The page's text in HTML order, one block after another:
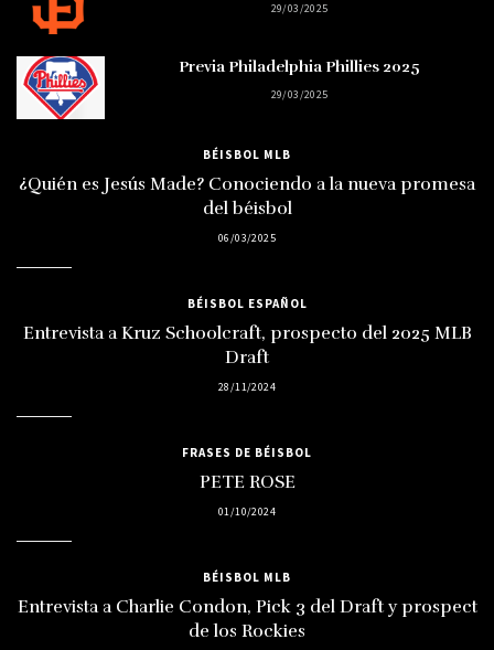
29/03/2025
Previa Philadelphia Phillies 2025
29/03/2025
BÉISBOL MLB
¿Quién es Jesús Made? Conociendo a la nueva promesa
del béisbol
06/03/2025
BÉISBOL ESPAÑOL
Entrevista a Kruz Schoolcraft, prospecto del 2025 MLB
Draft
28/11/2024
FRASES DE BÉISBOL
PETE ROSE
01/10/2024
BÉISBOL MLB
Entrevista a Charlie Condon, Pick 3 del Draft y prospect
de los Rockies